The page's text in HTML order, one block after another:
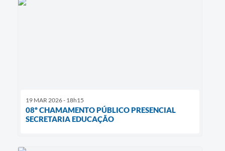
19 MAR 2026 - 18h15
08º CHAMAMENTO PÚBLICO PRESENCIAL
SECRETARIA EDUCAÇÃO